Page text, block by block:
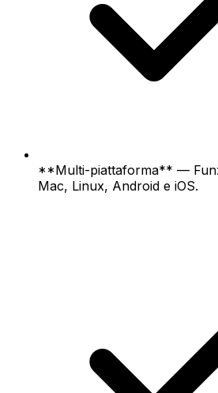
**Multi-piattaforma** —
Mac, Linux, Android e iOS.